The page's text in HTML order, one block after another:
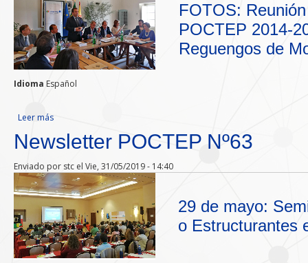
Comunicación
Documentos
Gestión de Proyectos
FOTOS:
POCTEP 2014-
Reguengos de
Idioma Español
Leer más
Newsletter POCTEP Nº63
Enviado por stc el Vie, 31/05/2019 - 14:40
29 de mayo:
o Estructurantes